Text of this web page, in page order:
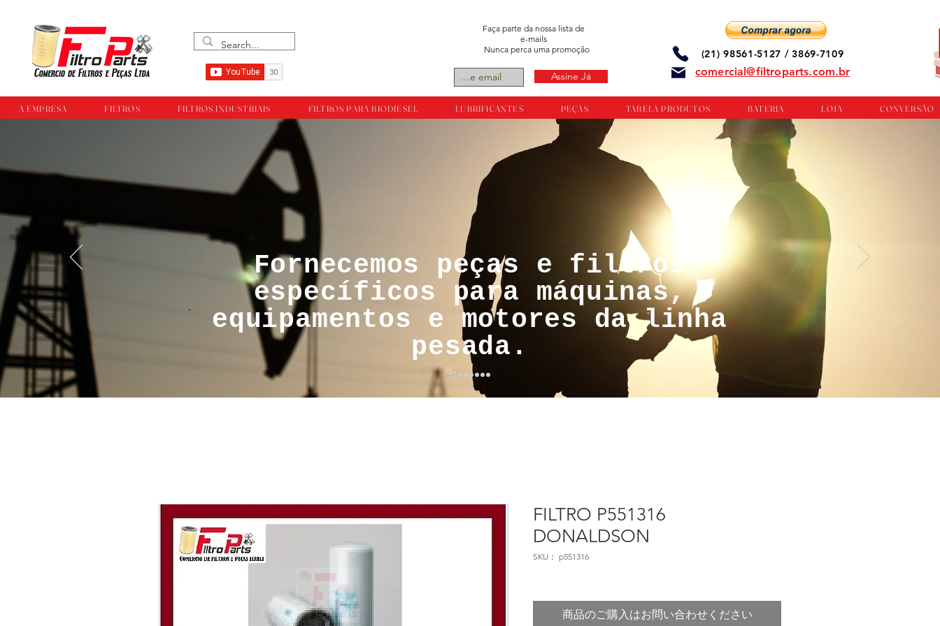
Faça parte da nossa lista de
e-mails
Nunca perca uma promoção
Assine Já
(21) 98561-5127 / 3869-7109
comercial@filtroparts.com.br
A EMPRESA FILTROS FILTROS INDUSTRIAIS FILTROS PARA BIODIESEL LUBRIFICANTES PEÇAS TABELA PRODUTOS BATERIA LOJA CONVERSÃO
™®©Todos os direitos reservador a
empresa Filtroparts.
Fornecemos peças e filtros
específicos para máquinas,
equipamentos e motores da linha
pesada.
FILTRO P551316
DONALDSON
SKU： p551316
商品のご購入はお問い合わせください